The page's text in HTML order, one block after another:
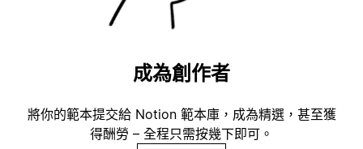
成為創作者
將你的範本提交給 Notion 範本庫，成為精選，甚至獲
得酬勞 – 全程只需按幾下即可。